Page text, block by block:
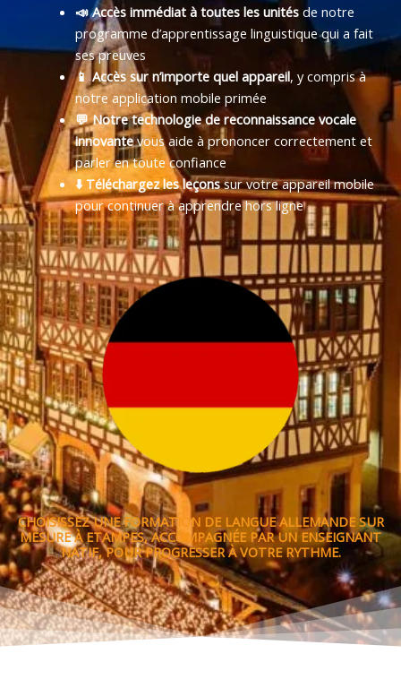
📣 Accès immédiat à toutes les unitésde notre
programme d’apprentissage linguistique qui a fait
ses preuves
📱 Accès sur n’importe quel appareil, y compris à
notre application mobile primée
💬 Notre technologie de reconnaissance vocale
innovantevous aide à prononcer correctement et
parler en toute confiance
⬇️ Téléchargez les leçonssur votre appareil mobile
pour continuer à apprendre hors ligne
CHOISISSEZ UNE FORMATION DE LANGUE ALLEMANDE SUR
MESURE À ETAMPES, ACCOMPAGNÉE PAR UN ENSEIGNANT
NATIF, POUR PROGRESSER À VOTRE RYTHME.